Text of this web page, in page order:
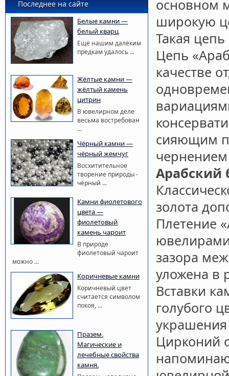
основном
широкую
Такая
Цепь
качестве
сияющим
Арабский
золота
Плетение
зазора
уложена в
Вставки
голубого
Цирконий
Последнее на сайте
Белые камни —
белый кварц
Ещё нашим далёким
предкам удалось ...
Жёлтые камни —
жёлтый камень
цитрин
В ювелирном деле
весьма востребован
...
Чёрный камни —
чёрный жемчуг
Восхитительное
творение природы -
чёрный ...
Камни фиолетового
цвета —
фиолетовый
камень чароит
В природе
фиолетовый чароит
можно ...
Коричневые камни
Коричневый цвет
считается символом
покоя, ...
Празем.
Магические и
лечебные свойства
камня.